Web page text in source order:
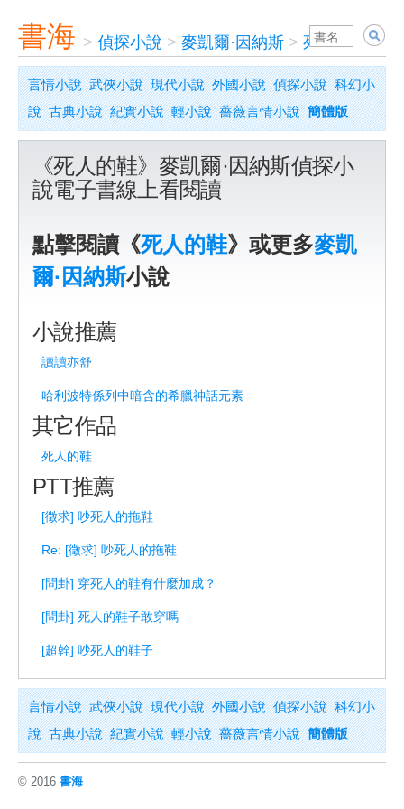
書海 > 偵探小說 > 麥凱爾·因納斯 > 死人的鞋
言情小說 武俠小說 現代小說 外國小說 偵探小說 科幻小
說 古典小說 紀實小說 輕小說 薔薇言情小說 簡體版
《死人的鞋》麥凱爾·因納斯偵探小
說電子書線上看閱讀
點擊閱讀《死人的鞋》或更多麥凱
爾·因納斯小說
小說推薦
讀讀亦舒
哈利波特係列中暗含的希臘神話元素
其它作品
死人的鞋
PTT推薦
[徵求] 吵死人的拖鞋
Re: [徵求] 吵死人的拖鞋
[問卦] 穿死人的鞋有什麼加成？
[問卦] 死人的鞋子敢穿嗎
[超幹] 吵死人的鞋子
言情小說 武俠小說 現代小說 外國小說 偵探小說 科幻小
說 古典小說 紀實小說 輕小說 薔薇言情小說 簡體版
© 2016 書海